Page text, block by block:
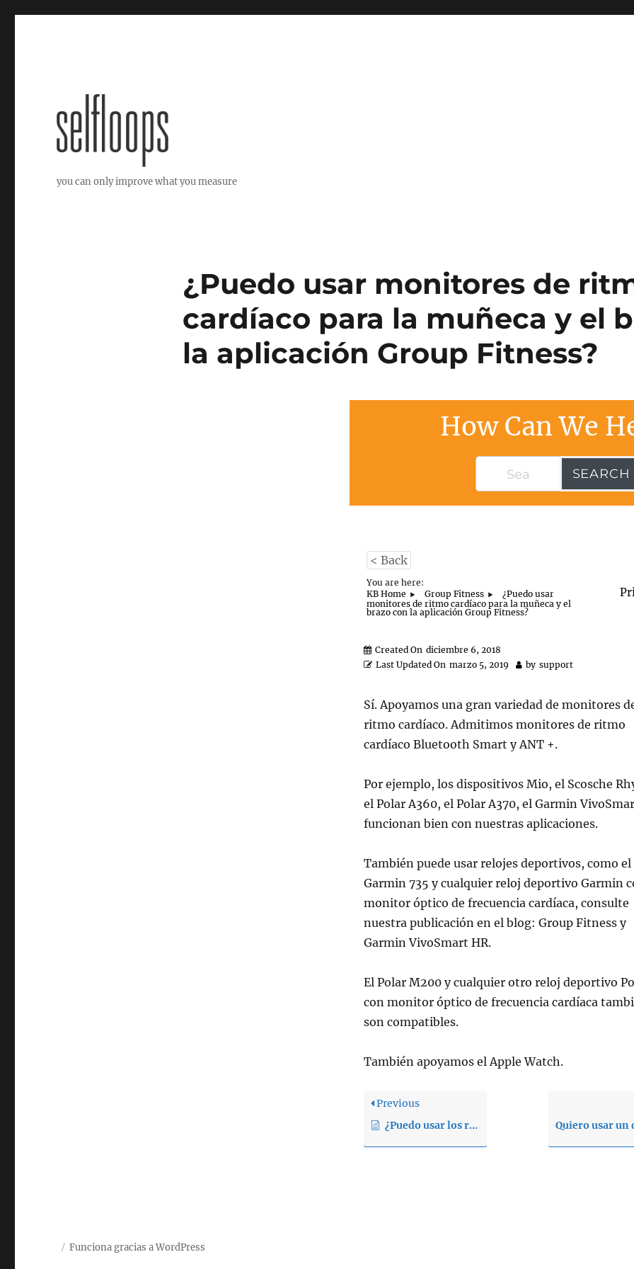
you can only improve what you measure
¿Puedo usar monitores de
cardíaco para la muñeca y el
la aplicación Group Fitness?
How Can We
SEARCH
< Back
You are here:
KB Home
Group Fitness
¿Puedo usar
monitores de ritmo cardíaco para la muñeca y el
brazo con la aplicación Group Fitness?
Created On diciembre 6, 2018
Last Updated On marzo 5, 2019 by support
Sí. Apoyamos una gran variedad de monitores
ritmo cardíaco. Admitimos monitores de ritmo
cardíaco Bluetooth Smart y ANT +.
Por ejemplo, los dispositivos Mio, el Scosche
el Polar A360, el Polar A370, el Garmin
funcionan bien con nuestras aplicaciones.
También puede usar relojes deportivos, como el
Garmin 735 y cualquier reloj deportivo Garmin
monitor óptico de frecuencia cardíaca, consulte
nuestra publicación en el blog: Group Fitness y
Garmin VivoSmart HR.
El Polar M200 y cualquier otro reloj deportivo
con monitor óptico de frecuencia cardíaca
son compatibles.
También apoyamos el Apple Watch.
Previous
¿Puedo usar los relojes deportivos Polar y los activity trackers con la aplicación Group Fitness?
Funciona gracias a WordPress